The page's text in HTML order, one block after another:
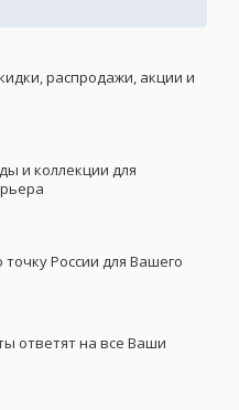
распродажи, акции и
и коллекции для
России для Вашего
ответят на все Ваши